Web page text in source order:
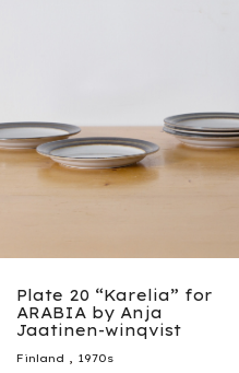
Plate 20 “Karelia” for
ARABIA by Anja
Jaatinen-winqvist
Finland , 1970s